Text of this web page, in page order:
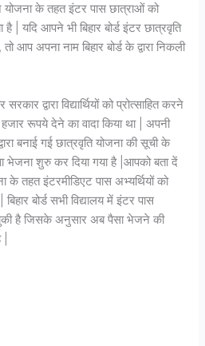
योजना के तहत इंटर पास छात्राओं को
है | यदि आपने भी बिहार बोर्ड इंटर छात्रवृति
अपना नाम बिहार बोर्ड के द्वारा निकली
द्वारा विद्यार्थियों को प्रोत्साहित करने
रूपये देने का वादा किया था | अपनी
बनाई गई छात्रवृति योजना की सूची के
भेजना शुरु कर दिया गया है |आपको बता दें
के तहत इंटरमीडिएट पास अभ्यर्थियों को
बोर्ड सभी विद्यालय में इंटर पास
चुकी है जिसके अनुसार अब पैसा भेजने की